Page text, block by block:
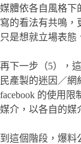
媒體依各自風格下
寫的看法有共鳴，
只是想就立場表態
再下一步（5），
民產製的迷因／
facebook 的使用限
媒介，以各自的媒
到這個階段，爆料